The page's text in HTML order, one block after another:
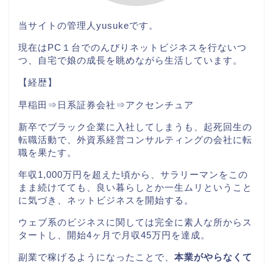
当サイトの管理人 yusukeです。
現在はPC１台でのんびりネットビジネスを行ないつ
つ、自宅で娘の成長を眺めながら生活しています。
【経歴】
早稲田⇒日系証券会社⇒アクセンチュア
新卒でブラック企業に入社してしまうも、起死回生の
転職活動で、外資系経営コンサルティングの会社に転
職を果たす。
年収1,000万円を超えた頃から、サラリーマンをこの
まま続けてても、良い暮らしとか一生ムリということ
に気づき、ネットビジネスを開始する。
ウェブ系のビジネスに関しては完全に素人な所からス
タートし、開始4ヶ月で月収45万円を達成。
副業で稼げるようになったことで、 本業がやらなくて